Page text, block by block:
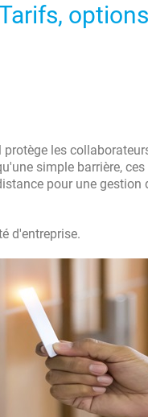
les
simple barrière, ces
pour une gestion
d'entreprise.